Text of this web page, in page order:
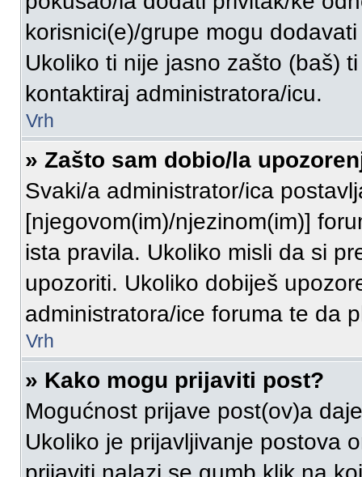
korisnici(e)/grupe mogu
Ukoliko ti nije jasno zašto (baš)
kontaktiraj administratora/icu.
Vrh
» Zašto sam dobio/la
Svaki/a administrator/ica
[njegovom(im)/njezinom(im)]
ista pravila. Ukoliko misli da si
upozoriti. Ukoliko dobiješ
administratora/ice foruma te da
Vrh
» Kako mogu prijaviti post?
Mogućnost prijave post(ov)a
Ukoliko je prijavljivanje postova